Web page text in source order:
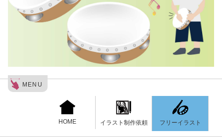
MENU
HOME イラスト制作依頼 フリーイラスト